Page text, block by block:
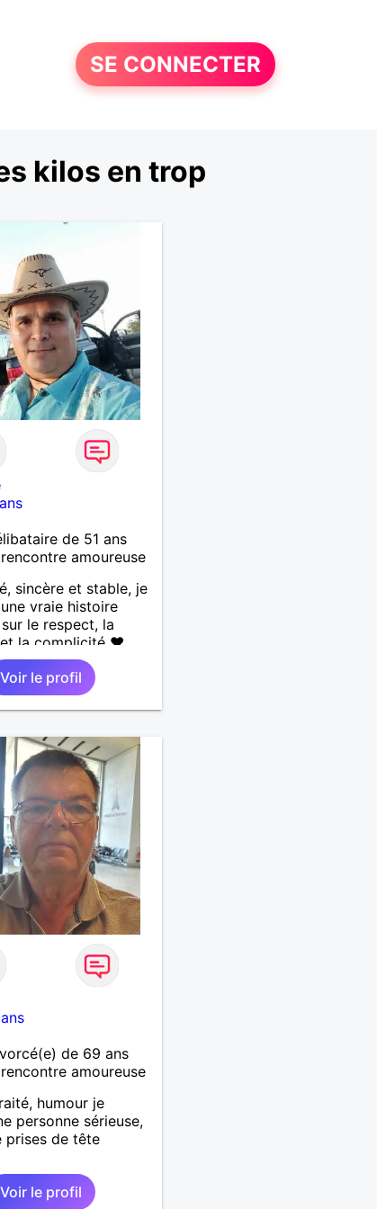
SE CONNECTER
kilos en trop
de 51 ans
amoureuse
sincère et stable, je
vraie histoire
le respect, la
la complicité ❤️
choses simples de la
la mer, les
et les
au grand cœur 🌊🌿
de tendresse
réguliers 😊❤️ La
parfois par peser,
en Nouvelle-
et que tu crois encore
vrai, prenons le
et laissons
guider 🌹
Voir le profil
de 69 ans
amoureuse
humour je
personne sérieuse,
prises de tête
Voir le profil